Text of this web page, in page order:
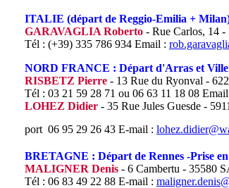
ITALIE (départ de Reggio-Emilia +
GARAVAGLIA Roberto - Rue Carlos, 14
Tél : (+39) 335 786 934 Email :
NORD FRANCE : Départ d'Arras et
RISBETZ Pierre - 13 Rue du Ryonval -
Tél : 03 21 59 28 71 ou 06 63 11 18 08
LOHEZ Didier - 35 Rue Jules Guesde -
port 06 95 29 26 43 E-mail :
BRETAGNE : Départ de Rennes -Prise
MALIGNER Denis - 6 Cambertu - 35580
Tél : 06 83 49 22 88 E-mail :